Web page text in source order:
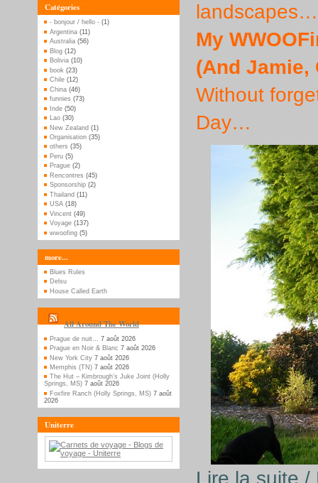
Catégories
- bonjour / hello - (1)
Argentina (11)
Australia (56)
Blog (12)
Bolivia (10)
book (23)
Chile (12)
China (46)
funnies (73)
Inde (50)
Lao (30)
New Zealand (1)
Organisation (35)
others (35)
Peru (5)
Prague (2)
Rencontres (45)
Sponsorship (2)
Thailand (11)
USA (18)
Vincent (49)
Voyage (137)
wwoofing (5)
more...
Blues Rules
Delsu
House Called Earth
All Around The World
Prague de nuit…
7 août 2026
Prague en Noir & Blanc 7 août 2026
New York City 7 août 2026
Memphis (TN) 7 août 2026
The Hut – Kimbrough’s Juke Joint (Holly
Springs, MS) 7 août 2026
Foxfire Ranch (Holly Springs, MS) 7 août
2026
Uniterre
landscapes…
My
(And Jamie,
Without
Day…
Lire la suite /